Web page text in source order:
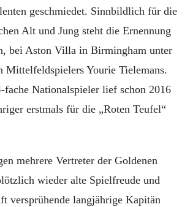
geschmiedet. Sinnbildlich für die
Alt und Jung steht die Ernennung
bei Aston Villa in Birmingham unter
Mittelfeldspielers Yourie Tielemans.
fache Nationalspieler lief schon 2016
erstmals für die „Roten Teufel“
mehrere Vertreter der Goldenen
wieder alte Spielfreude und
versprühende langjährige Kapitän